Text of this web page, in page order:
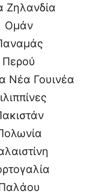
Ζηλανδία
Ομάν
Περού
Νέα Γουινέα